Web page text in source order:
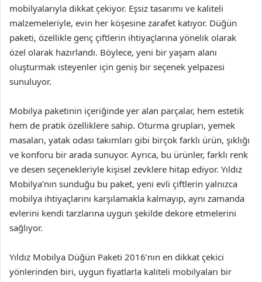
mobilyalarıyla dikkat çekiyor. Eşsiz tasarımı ve kaliteli
malzemeleriyle, evin her köşesine zarafet katıyor. Düğün
paketi, özellikle genç çiftlerin ihtiyaçlarına yönelik olarak
özel olarak hazırlandı. Böylece, yeni bir yaşam alanı
oluşturmak isteyenler için geniş bir seçenek yelpazesi
sunuluyor.
Mobilya paketinin içeriğinde yer alan parçalar, hem estetik
hem de pratik özelliklere sahip. Oturma grupları, yemek
masaları, yatak odası takımları gibi birçok farklı ürün, şıklığı
ve konforu bir arada sunuyor. Ayrıca, bu ürünler, farklı renk
ve desen seçenekleriyle kişisel zevklere hitap ediyor. Yıldız
Mobilya’nın sunduğu bu paket, yeni evli çiftlerin yalnızca
mobilya ihtiyaçlarını karşılamakla kalmayıp, aynı zamanda
evlerini kendi tarzlarına uygun şekilde dekore etmelerini
sağlıyor.
Yıldız Mobilya Düğün Paketi 2016’nın en dikkat çekici
yönlerinden biri, uygun fiyatlarla kaliteli mobilyaları bir